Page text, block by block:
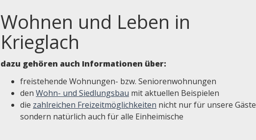
Wohnen und Leben in
Krieglach
dazu gehören auch Informationen über:
freistehende Wohnungen- bzw. Seniorenwohnungen
den Wohn- und Siedlungsbau mit aktuellen Beispielen
die zahlreichen Freizeitmöglichkeiten nicht nur für unsere Gäste
sondern natürlich auch für alle Einheimische